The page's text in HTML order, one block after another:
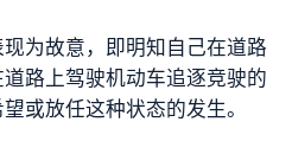
为故意，即明知自己在道路
路上驾驶机动车追逐竞驶的
或放任这种状态的发生。